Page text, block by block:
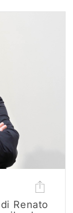
Renato